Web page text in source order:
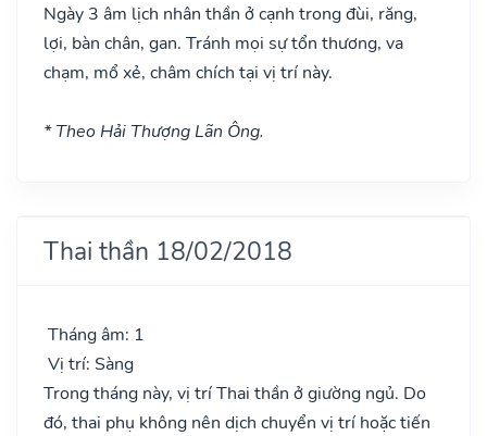
Ngày 3 âm lịch nhân thần ở cạnh trong đùi, răng,
lợi, bàn chân, gan. Tránh mọi sự tổn thương, va
chạm, mổ xẻ, châm chích tại vị trí này.
* Theo Hải Thượng Lãn Ông.
Thai thần 18/02/2018
Tháng âm: 1
Vị trí: Sàng
Trong tháng này, vị trí Thai thần ở giường ngủ. Do
đó, thai phụ không nên dịch chuyển vị trí hoặc tiến